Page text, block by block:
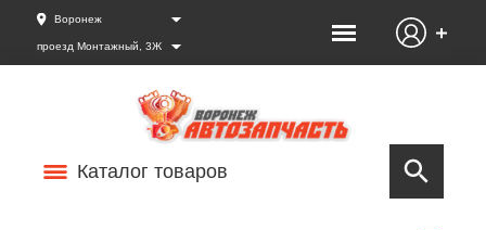
Воронеж
проезд Монтажный, 3Ж
Каталог товаров